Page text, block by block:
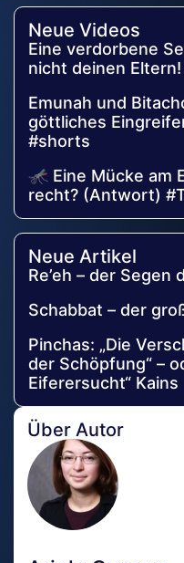
Neue Videos
Eine verdorbene
nicht deinen
Emunah und
göttliches
#shorts
🦟 Eine Mücke am
recht? (Antwort)
Neue Artikel
Re’eh – der Segen
Schabbat – der
Pinchas: „Die
der Schöpfung“ –
Eiferersucht“ Kains
Über Autor